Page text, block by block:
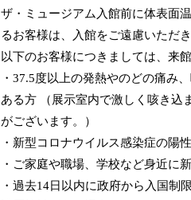
ザ・ミュージアム入館前に体表面
るお客様は、入館をご遠慮いただき
以下のお客様につきましては、来
・37.5度以上の発熱やのどの痛み
ある方 （展示室内で激しく咳き込
がございます。）
・新型コロナウイルス感染症の陽
・ご家庭や職場、学校など身近に
・過去14日以内に政府から入国制